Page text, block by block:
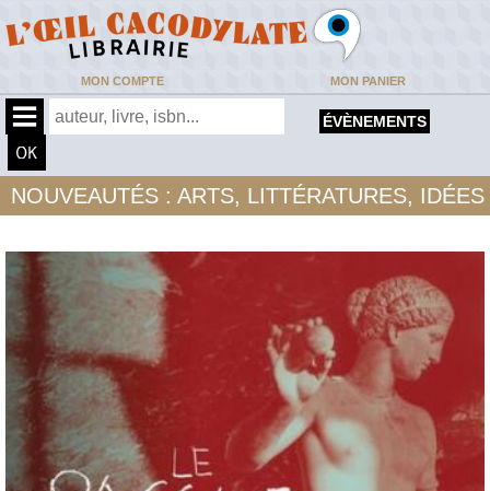
MON COMPTE MON PANIER
ÉVÈNEMENTS
NOUVEAUTÉS : ARTS, LITTÉRATURES, IDÉES